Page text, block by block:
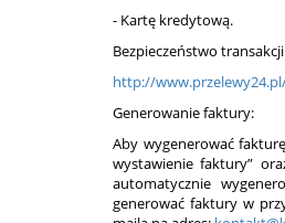
- Kartę kredytową.
Bezpieczeństwo
http://
Generowanie faktury:
Aby wygenerować
wystawienie faktury”
automatycznie
generować faktury w